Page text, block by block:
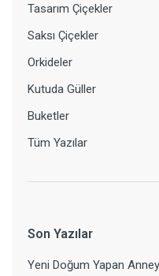
Tasarım Çiçekler
Saksı Çiçekler
Orkideler
Kutuda Güller
Buketler
Tüm Yazılar
Son Yazılar
Yeni Doğum Yapan